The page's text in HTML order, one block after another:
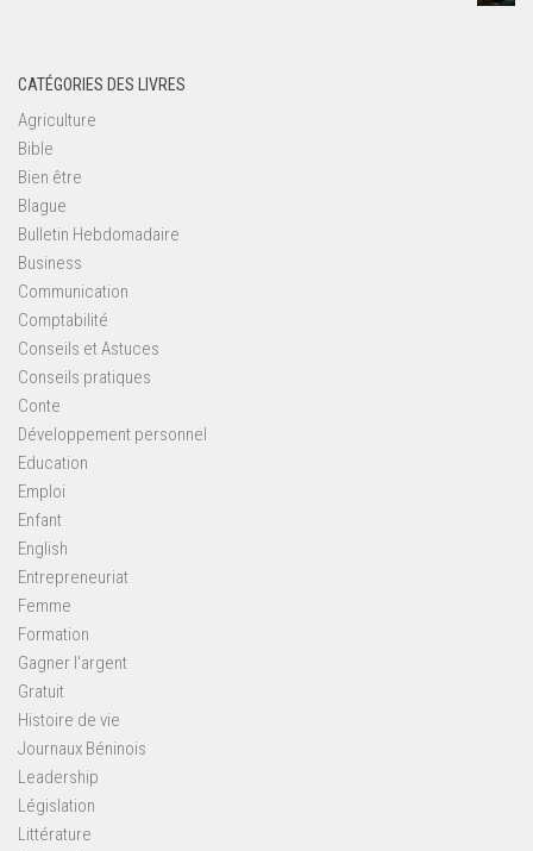
CATÉGORIES DES LIVRES
Agriculture
Bible
Bien être
Blague
Bulletin Hebdomadaire
Business
Communication
Comptabilité
Conseils et Astuces
Conseils pratiques
Conte
Développement personnel
Education
Emploi
Enfant
English
Entrepreneuriat
Femme
Formation
Gagner l'argent
Gratuit
Histoire de vie
Journaux Béninois
Leadership
Législation
Littérature